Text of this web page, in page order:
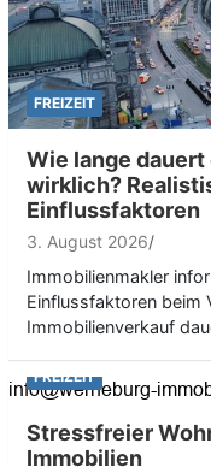
FREIZEIT
Wie lange
wirklich?
Einflussfaktoren
3. August 2026
Immobilienmakler
Einflussfaktoren beim
Immobilienverkauf
FREIZEIT
Stressfreier
Immobilien